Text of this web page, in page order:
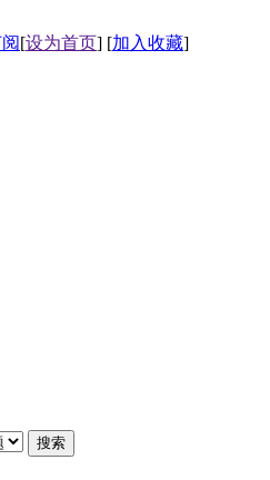
[设为首页] [加入收藏]
搜索